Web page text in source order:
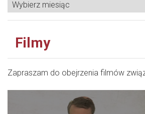
Filmy
Zapraszam do obejrzenia filmów